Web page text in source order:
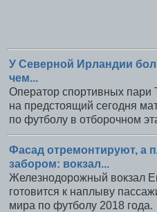
У Северной Ирландии
чем...
Оператор спортивных пари
на предстоящий сегодня
по футболу в отборочном
Фасад отремонтируют, а
забором: вокзал...
Железнодорожный вокзал
готовится к наплыву
мира по футболу 2018 года.